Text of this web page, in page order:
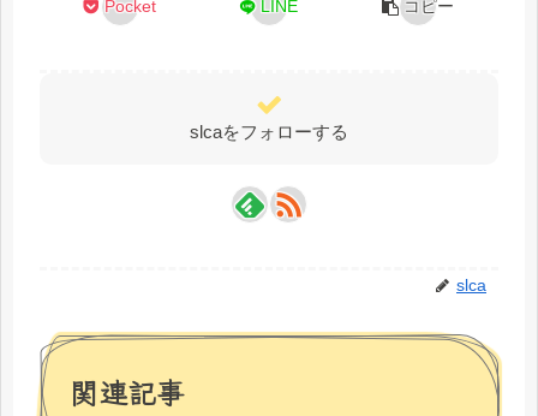
Pocket LINE コピー
slcaをフォローする
slca
関連記事